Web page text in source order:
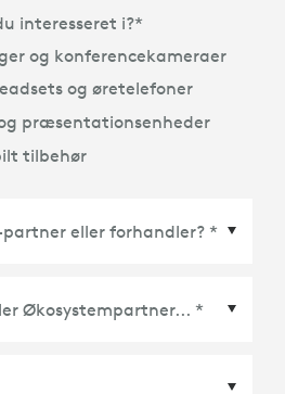
interesseret i?*
og konferencekameraer
og øretelefoner
præsentationsenheder
tilbehør